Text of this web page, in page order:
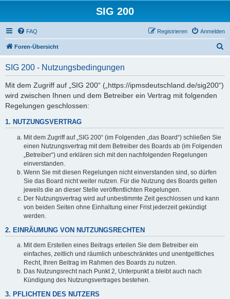
SIG 200
FAQ Anmelden
Registrieren
Foren-Übersicht
SIG 200 - Nutzungsbedingungen
Mit dem Zugriff auf „SIG 200“ („https://ipmsdeutschland.de/sig200“)
wird zwischen Ihnen und dem Betreiber ein Vertrag mit folgenden
Regelungen geschlossen:
1. NUTZUNGSVERTRAG
Mit dem Zugriff auf „SIG 200“ (im Folgenden „das Board“) schließen Sie
einen Nutzungsvertrag mit dem Betreiber des Boards ab (im Folgenden
„Betreiber“) und erklären sich mit den nachfolgenden Regelungen
einverstanden.
Wenn Sie mit diesen Regelungen nicht einverstanden sind, so dürfen
Sie das Board nicht weiter nutzen. Für die Nutzung des Boards gelten
jeweils die an dieser Stelle veröffentlichten Regelungen.
Der Nutzungsvertrag wird auf unbestimmte Zeit geschlossen und kann
von beiden Seiten ohne Einhaltung einer Frist jederzeit gekündigt
werden.
2. EINRÄUMUNG VON NUTZUNGSRECHTEN
Mit dem Erstellen eines Beitrags erteilen Sie dem Betreiber ein
einfaches, zeitlich und räumlich unbeschränktes und unentgeltliches
Recht, Ihren Beitrag im Rahmen des Boards zu nutzen.
Das Nutzungsrecht nach Punkt 2, Unterpunkt a bleibt auch nach
Kündigung des Nutzungsvertrages bestehen.
3. PFLICHTEN DES NUTZERS